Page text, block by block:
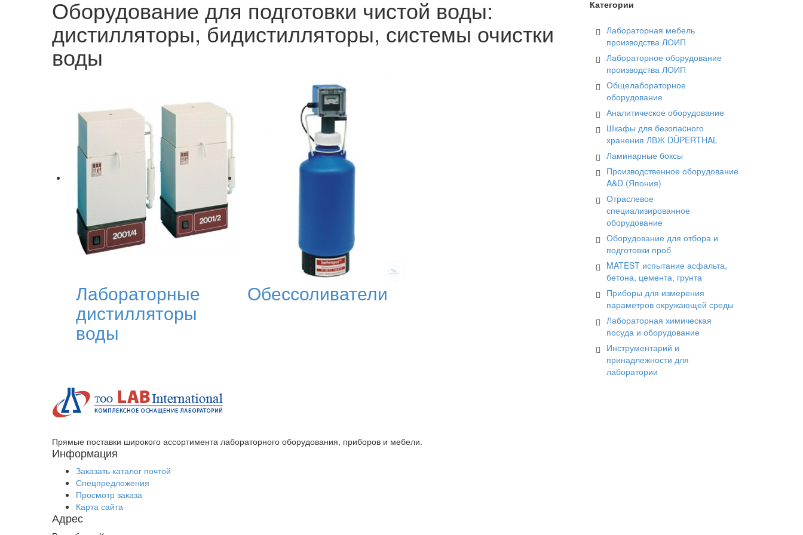
Оборудование для подготовки чистой воды:
дистилляторы, бидистилляторы, системы очистки
воды
Лабораторные
дистилляторы
воды
Обессоливатели
Категории
Лабораторная мебель
производства ЛОИП
Лабораторное оборудование
производства ЛОИП
Общелабораторное
оборудование
Аналитическое оборудование
Шкафы для безопаcного
хранения ЛВЖ DÜPERTHAL
Ламинарные боксы
Производственное оборудование
A&D (Япония)
Отраслевое
специализированное
оборудование
Оборудование для отбора и
подготовки проб
MATEST испытание асфальта,
бетона, цемента, грунта
Приборы для измерения
параметров окружающей среды
Лабораторная химическая
посуда и оборудование
Инструментарий и
принадлежности для
лаборатории
Прямые поставки широкого ассортимента лабораторного оборудования, приборов и мебели.
Информация
Заказать каталог почтой
Спецпредложения
Просмотр заказа
Карта сайта
Адрес